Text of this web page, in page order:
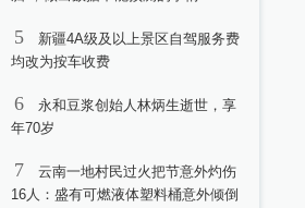
5
新疆4A级及以上景区自驾服务费
均改为按车收费
6
永和豆浆创始人林炳生逝世，享
年70岁
7
云南一地村民过火把节意外灼伤
16人：盛有可燃液体塑料桶意外倾倒